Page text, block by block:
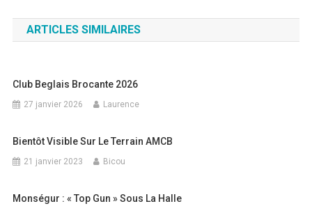
de
l’article
ARTICLES SIMILAIRES
Club Beglais Brocante 2026
27 janvier 2026 Laurence
Bientôt Visible Sur Le Terrain AMCB
21 janvier 2023 Bicou
Monségur : « Top Gun » Sous La Halle